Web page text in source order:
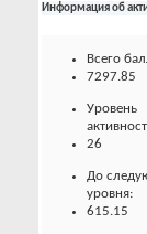
Информация об
Всего
7297.85
Уровень
26
До
уровня:
615.15